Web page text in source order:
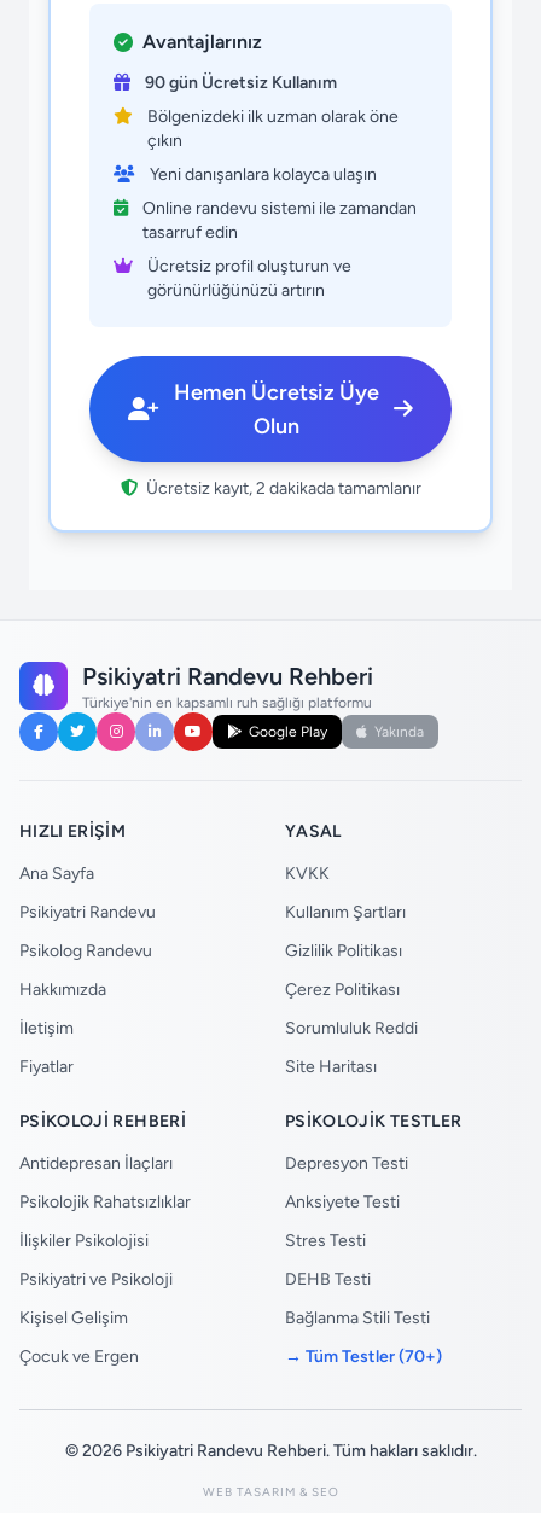
Avantajlarınız
90 gün Ücretsiz Kullanım
Bölgenizdeki ilk uzman olarak öne
çıkın
Yeni danışanlara kolayca ulaşın
Online randevu sistemi ile zamandan
tasarruf edin
Ücretsiz profil oluşturun ve
görünürlüğünüzü artırın
Hemen Ücretsiz Üye
Olun
Ücretsiz kayıt, 2 dakikada tamamlanır
Psikiyatri Randevu Rehberi
Türkiye'nin en kapsamlı ruh sağlığı platformu
Google Play
Yakında
HIZLI ERIŞIM
Ana Sayfa
Psikiyatri Randevu
Psikolog Randevu
Hakkımızda
İletişim
Fiyatlar
YASAL
KVKK
Kullanım Şartları
Gizlilik Politikası
Çerez Politikası
Sorumluluk Reddi
Site Haritası
PSIKOLOJI REHBERI
Antidepresan İlaçları
Psikolojik Rahatsızlıklar
İlişkiler Psikolojisi
Psikiyatri ve Psikoloji
Kişisel Gelişim
Çocuk ve Ergen
PSIKOLOJIK TESTLER
Depresyon Testi
Anksiyete Testi
Stres Testi
DEHB Testi
Bağlanma Stili Testi
→ Tüm Testler (70+)
© 2026 Psikiyatri Randevu Rehberi. Tüm hakları saklıdır.
WEB TASARIM & SEO